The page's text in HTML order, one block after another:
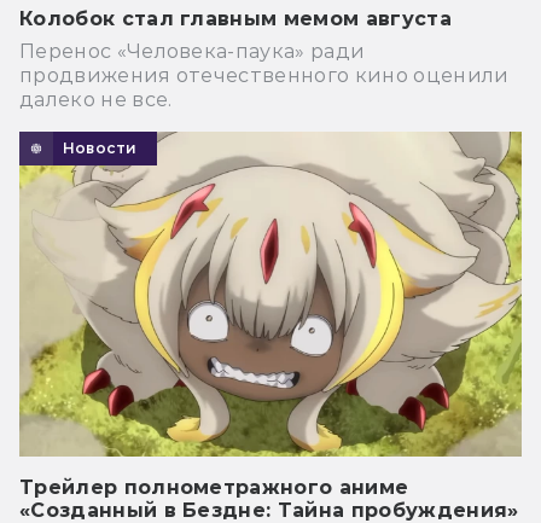
Колобок стал главным мемом августа
Перенос «Человека-паука» ради
продвижения отечественного кино оценили
далеко не все.
Новости
Трейлер полнометражного аниме
«Созданный в Бездне: Тайна пробуждения»